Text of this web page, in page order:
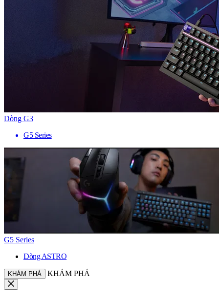
Dòng G3
G5 Series
G5 Series
Dòng ASTRO
KHÁM PHÁ KHÁM PHÁ